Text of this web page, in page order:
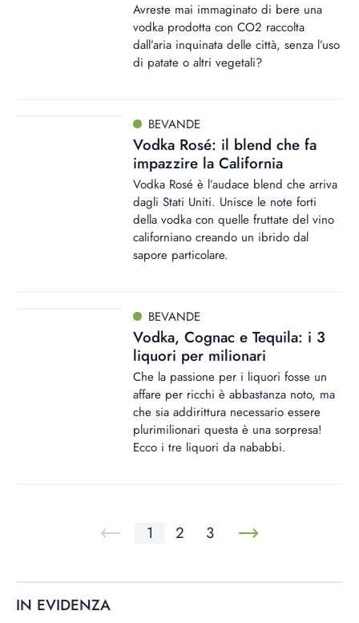
Avreste mai immaginato di bere una
vodka prodotta con CO2 raccolta
dall’aria inquinata delle città, senza l’uso
di patate o altri vegetali?
BEVANDE
Vodka Rosé: il blend che fa
impazzire la California
Vodka Rosé è l’audace blend che arriva
dagli Stati Uniti. Unisce le note forti
della vodka con quelle fruttate del vino
californiano creando un ibrido dal
sapore particolare.
BEVANDE
Vodka, Cognac e Tequila: i 3
liquori per milionari
Che la passione per i liquori fosse un
affare per ricchi è abbastanza noto, ma
che sia addirittura necessario essere
plurimilionari questa è una sorpresa!
Ecco i tre liquori da nababbi.
1 2 3
IN EVIDENZA